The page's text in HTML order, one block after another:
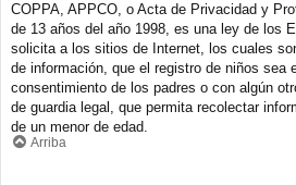
COPPA, APPCO, o Acta de Privacidad y
de 13 años del año 1998, es una ley de los
solicita a los sitios de Internet, los cuales
de información, que el registro de niños sea
consentimiento de los padres o con algún
de guardia legal, que permita recolectar
de un menor de edad.
Arriba